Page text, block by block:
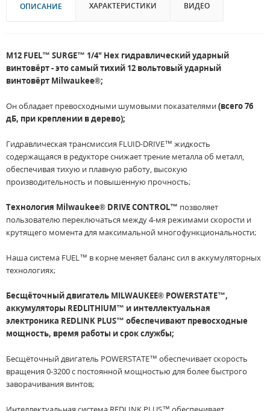
ОПИСАНИЕ ХАРАКТЕРИСТИКИ ВИДЕО
M12 FUEL™ SURGE™ 1/4" Hex гидравлический ударный
винтовёрт - это самый тихий 12 вольтовый ударный
винтовёрт Milwaukee®;
Он обладает превосходными шумовыми показателями(всего 76
дБ, при креплении в дерево);
Гидравлическая трансмиссия FLUID-DRIVE™ жидкость
содержащаяся в редукторе снижает трение металла об металл,
обеспечивая тихую и плавную работу, высокую
производительность и повышенную прочность;
Технология Milwaukee® DRIVE CONTROL™ позволяет
пользователю переключаться между 4-мя режимами скорости и
крутящего момента для максимальной многофункциональности;
Наша система FUEL™ в корне меняет баланс сил в аккумуляторных
технологиях;
Бесщёточный двигатель MILWAUKEE® POWERSTATE™,
аккумуляторы REDLITHIUM™ и интеллектуальная
электроника REDLINK PLUS™ обеспечивают превосходные
мощность, время работы и срок службы;
Бесщёточный двигатель POWERSTATE™ обеспечивает скорость
вращения 0-3200 с постоянной мощностью для более быстрого
заворачивания винтов;